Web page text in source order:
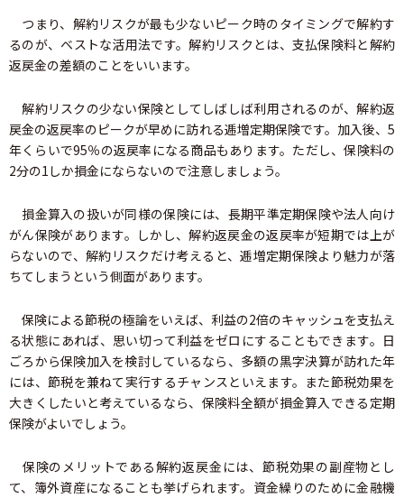
つまり、解約リスクが最も少ないピーク時のタイミングで解約す
るのが、ベストな活用法です。解約リスクとは、支払保険料と解約
返戻金の差額のことをいいます。
解約リスクの少ない保険としてしばしば利用されるのが、解約返
戻金の返戻率のピークが早めに訪れる逓増定期保険です。加入後、5
年くらいで95％の返戻率になる商品もあります。ただし、保険料の
2分の1しか損金にならないので注意しましょう。
損金算入の扱いが同様の保険には、長期平準定期保険や法人向け
がん保険があります。しかし、解約返戻金の返戻率が短期では上が
らないので、解約リスクだけ考えると、逓増定期保険より魅力が落
ちてしまうという側面があります。
保険による節税の極論をいえば、利益の2倍のキャッシュを支払え
る状態にあれば、思い切って利益をゼロにすることもできます。日
ごろから保険加入を検討しているなら、多額の黒字決算が訪れた年
には、節税を兼ねて実行するチャンスといえます。また節税効果を
大きくしたいと考えているなら、保険料全額が損金算入できる定期
保険がよいでしょう。
保険のメリットである解約返戻金には、節税効果の副産物とし
て、簿外資産になることも挙げられます。資金繰りのために金融機